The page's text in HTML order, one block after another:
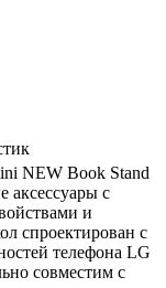
NEW Book Stand
аксессуары с
и
спроектирован с
телефона LG
совместим с